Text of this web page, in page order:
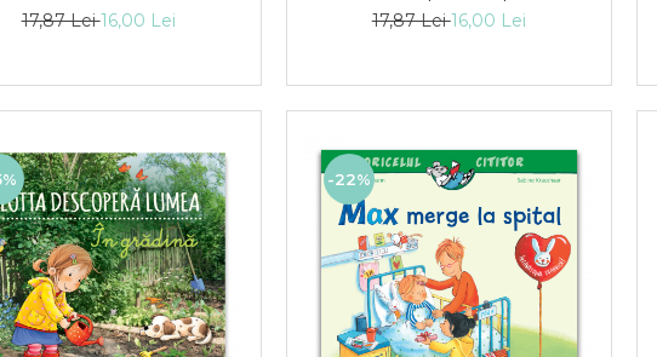
17,87 Lei16,00 Lei
17,87 Lei16,00 Lei
-22%